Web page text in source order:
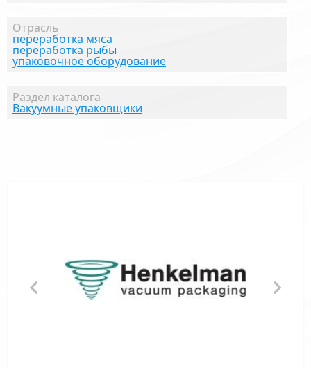
Отрасль
переработка мяса
переработка рыбы
упаковочное оборудование
Раздел каталога
Вакуумные упаковщики